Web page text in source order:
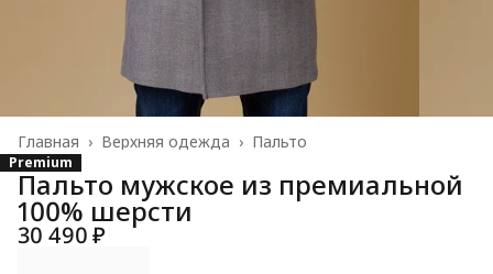
Пальто
Верхняя одежда ›
Главная ›
Premium
Пальто мужское из премиальной
100% шерсти
30 490 ₽